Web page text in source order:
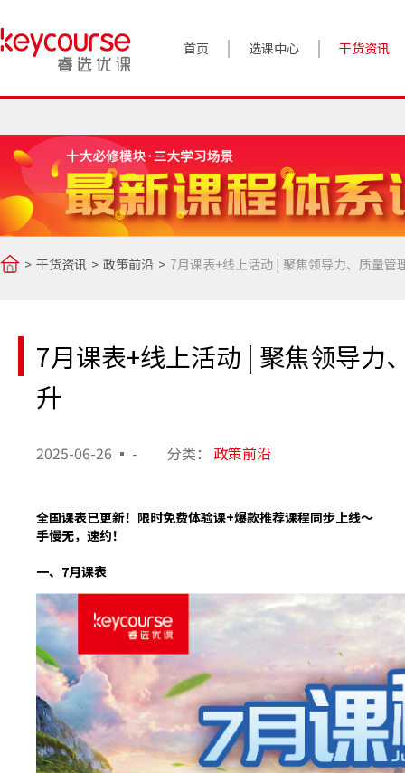
首页 选课中心 干货资讯
政策前沿
答疑精选
睿选视角
干货资讯 政策前沿 7月课表+线上活动 | 聚焦领导力、质量管
7月课表+线上活动 | 聚焦领导力
升
2025-06-26 - 分类： 政策前沿
全国课表已更新！限时免费体验课+爆款推荐课程同步上线～
手慢无，速约！
一、7月课表